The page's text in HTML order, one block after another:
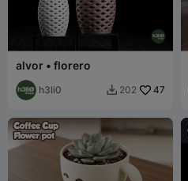
alvor • florero
h3li0  202 47